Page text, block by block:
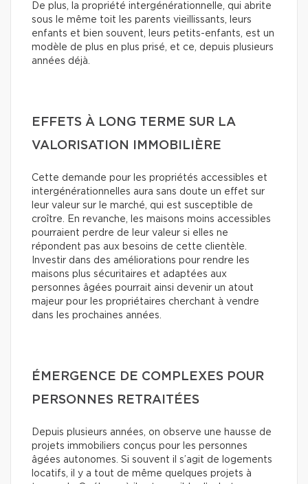
De plus, la propriété intergénérationnelle, qui abrite
sous le même toit les parents vieillissants, leurs
enfants et bien souvent, leurs petits-enfants, est un
modèle de plus en plus prisé, et ce, depuis plusieurs
années déjà.
EFFETS À LONG TERME SUR LA
VALORISATION IMMOBILIÈRE
Cette demande pour les propriétés accessibles et
intergénérationnelles aura sans doute un effet sur
leur valeur sur le marché, qui est susceptible de
croître. En revanche, les maisons moins accessibles
pourraient perdre de leur valeur si elles ne
répondent pas aux besoins de cette clientèle.
Investir dans des améliorations pour rendre les
maisons plus sécuritaires et adaptées aux
personnes âgées pourrait ainsi devenir un atout
majeur pour les propriétaires cherchant à vendre
dans les prochaines années.
ÉMERGENCE DE COMPLEXES POUR
PERSONNES RETRAITÉES
Depuis plusieurs années, on observe une hausse de
projets immobiliers conçus pour les personnes
âgées autonomes. Si souvent il s’agit de logements
locatifs, il y a tout de même quelques projets à